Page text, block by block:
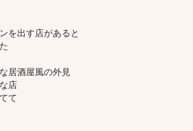
を出す店があると
居酒屋風の外見
店
て